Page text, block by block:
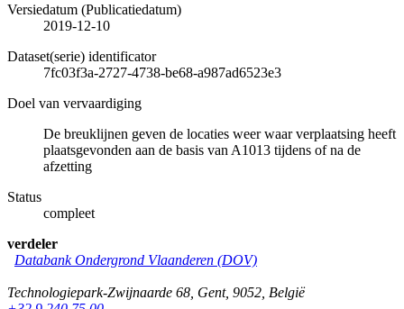
Versiedatum (Publicatiedatum)
2019-12-10
Dataset(serie) identificator
7fc03f3a-2727-4738-be68-a987ad6523e3
Doel van vervaardiging
De breuklijnen geven de locaties weer waar verplaatsing heeft
plaatsgevonden aan de basis van A1013 tijdens of na de
afzetting
Status
compleet
verdeler
Databank Ondergrond Vlaanderen (DOV)
Technologiepark-Zwijnaarde 68 Gent, 9052 België